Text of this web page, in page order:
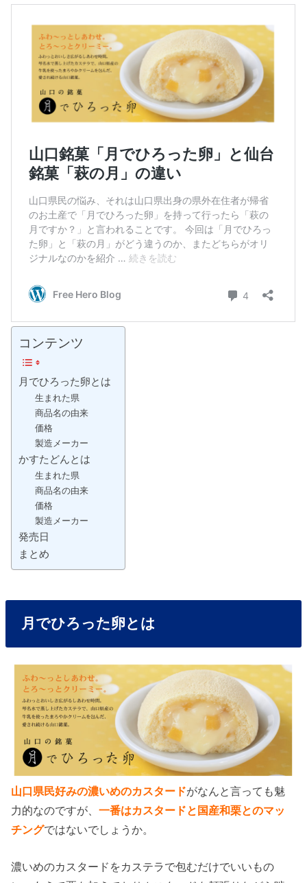
コンテンツ
月でひろった卵とは
生まれた県
商品名の由来
価格
製造メーカー
かすたどんとは
生まれた県
商品名の由来
価格
製造メーカー
発売日
まとめ
月でひろった卵とは
山口県民好みの濃いめのカスタードがなんと言っても魅
力的なのですが、一番はカスタードと国産和栗とのマッ
チングではないでしょうか。
濃いめのカスタードをカステラで包むだけでいいもの